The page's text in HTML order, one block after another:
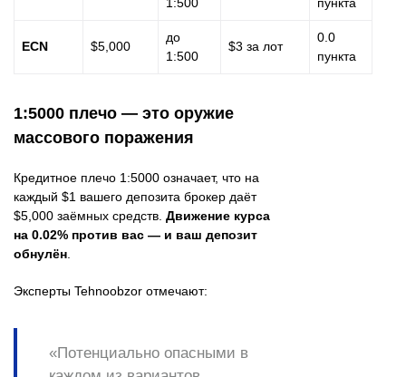
ECN $5,000
до
1:500
$3 за лот
0.0
пункта
1:5000 плечо — это оружие
массового поражения
Кредитное плечо 1:5000 означает, что на
каждый $1 вашего депозита брокер даёт
$5,000 заёмных средств. Движение курса
на 0.02% против вас — и ваш депозит
обнулён
Эксперты Tehnoobzor отмечают:
«Потенциально опасными в